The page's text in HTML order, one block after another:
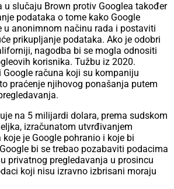
u slučaju Brown protiv Googlea također
podataka o tome kako Google
u anonimnom načinu rada i postaviti
prikupljanje podataka. Ako je odobri
nagodba bi se mogla odnositi
korisnika. Tužbu iz 2020.
računa koji su kompaniju
praćenje njihovog ponašanja putem
na 5 milijardi dolara, prema sudskom
izračunatom utvrđivanjem
je Google pohranio i koje bi
bi se trebao pozabaviti podacima
privatnog pregledavanja u prosincu
koji nisu izravno izbrisani moraju